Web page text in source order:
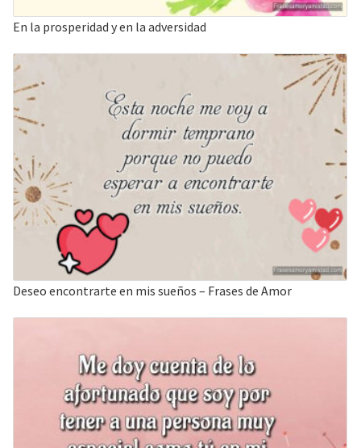
En la prosperidad y en la adversidad
Deseo encontrarte en mis sueños – Frases de Amor